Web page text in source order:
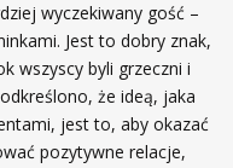
wyczekiwany gość –
Jest to dobry znak,
wszyscy byli grzeczni i
że ideą, jaka
jest to, aby okazać
pozytywne relacje,